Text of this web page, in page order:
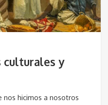
culturales y
nos hicimos a nosotros